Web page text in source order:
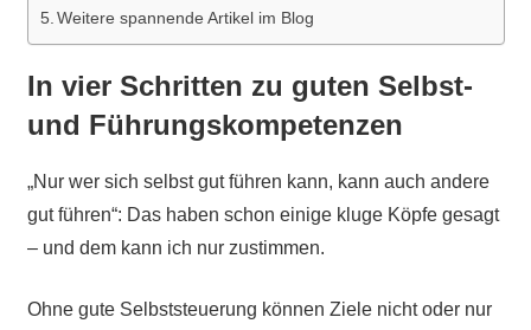
Weitere spannende Artikel im Blog
In vier Schritten zu guten Selbst-
und Führungskompetenzen
„Nur wer sich selbst gut führen kann, kann auch andere
gut führen“: Das haben schon einige kluge Köpfe gesagt
– und dem kann ich nur zustimmen.
Ohne gute Selbststeuerung können Ziele nicht oder nur